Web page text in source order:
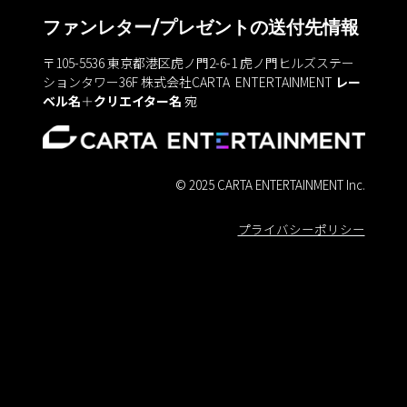
ファンレター/プレゼントの送付先情報
〒105-5536東京都港区虎ノ門2-6-1 虎ノ門ヒルズステー
ションタワー36F株式会社CARTA ENTERTAINMENT レー
ベル名＋クリエイター名 宛
© 2025 CARTA ENTERTAINMENT Inc.
プライバシーポリシー